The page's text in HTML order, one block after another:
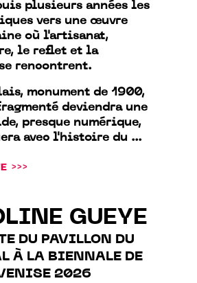
plusieurs années les
vers une œuvre
où l'artisanat,
le reflet et la
rencontrent.
monument de 1900,
deviendra une
presque numérique,
avec l'histoire du ...
>>>
GUEYE
DU PAVILLON DU
À LA BIENNALE DE
2026